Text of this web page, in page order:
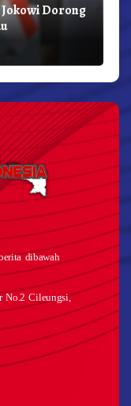
Dorong
dibawah
No.2 Cileungsi,